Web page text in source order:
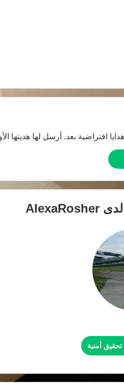
افتراضية بعد. أرسل لها هديتها
لدى AlexaRosher
أمنية